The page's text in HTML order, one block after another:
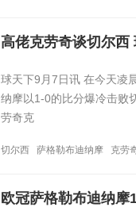
高佬克劳奇谈切尔西
球天下9月7日讯 在今天凌
纳摩以1-0的比分爆冷击败
劳奇克
切尔西 萨格勒布迪纳摩 克劳
欧冠萨格勒布迪纳